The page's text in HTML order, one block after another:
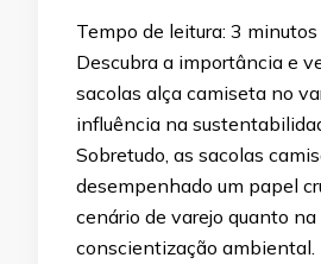
Tempo de leitura: 3 minutos
Descubra a importância e
sacolas alça camiseta no
influência na
Sobretudo, as sacolas
desempenhado um papel
cenário de varejo quanto na
conscientização ambiental.